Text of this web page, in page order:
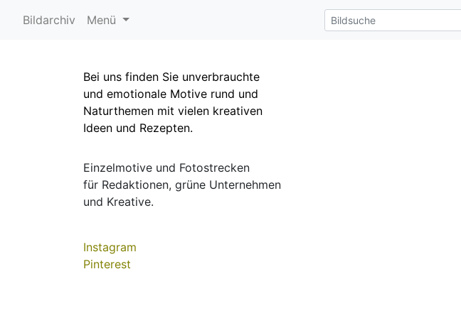
Bildarchiv Menü
Bei uns finden Sie unverbrauchte
und emotionale Motive rund und
Naturthemen mit vielen kreativen
Ideen und Rezepten.
Einzelmotive und Fotostrecken
für Redaktionen, grüne Unternehmen
und Kreative.
Instagram
Pinterest